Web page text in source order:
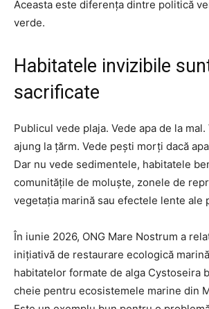
Aceasta este diferența dintre politică
verde.
Habitatele invizibile
sacrificate
Publicul vede plaja. Vede apa de la
ajung la țărm. Vede pești morți dacă
Dar nu vede sedimentele, habitatele
comunitățile de moluște, zonele de
vegetația marină sau efectele lente ale
În iunie 2026, ONG Mare Nostrum a
inițiativă de restaurare ecologică
habitatelor formate de alga Cystoseira
cheie pentru ecosistemele marine din